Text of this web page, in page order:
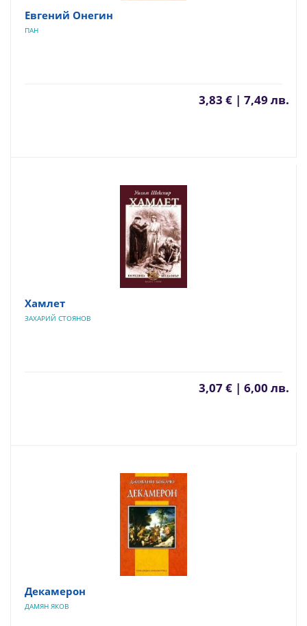
Евгений Онегин
ПАН
3,83 € | 7,49 лв.
Хамлет
ЗАХАРИЙ СТОЯНОВ
3,07 € | 6,00 лв.
Декамерон
ДАМЯН ЯКОВ